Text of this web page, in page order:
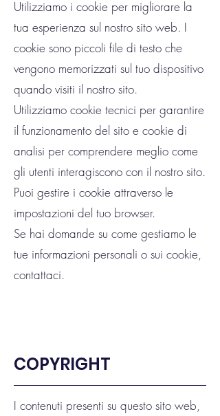
Utilizziamo i cookie per migliorare la
tua esperienza sul nostro sito web. I
cookie sono piccoli file di testo che
vengono memorizzati sul tuo dispositivo
quando visiti il nostro sito.
Utilizziamo cookie tecnici per garantire
il funzionamento del sito e cookie di
analisi per comprendere meglio come
gli utenti interagiscono con il nostro sito.
Puoi gestire i cookie attraverso le
impostazioni del tuo browser.
Se hai domande su come gestiamo le
tue informazioni personali o sui cookie,
contattaci.
COPYRIGHT
I contenuti presenti su questo sito web,